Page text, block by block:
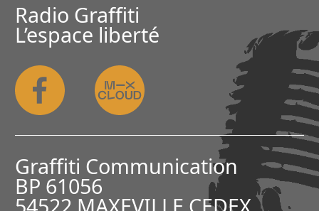
Radio Graffiti
L’espace liberté
Graffiti Communication
BP 61056
54522 MAXEVILLE CEDEX